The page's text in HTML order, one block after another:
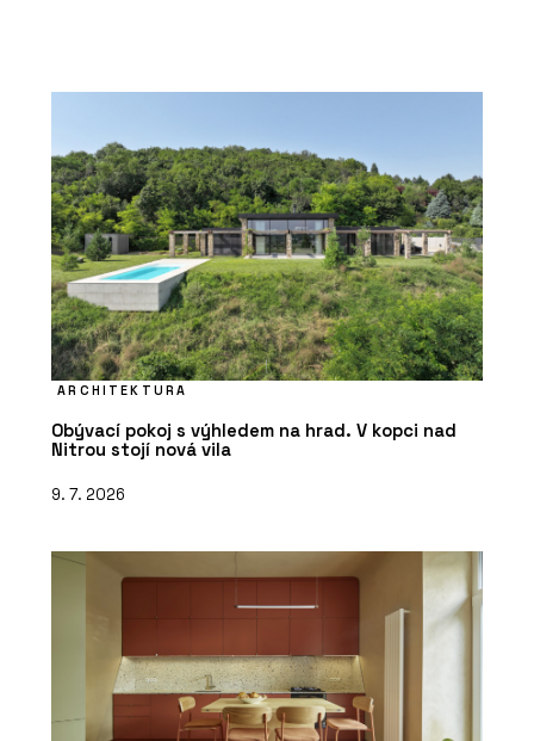
ARCHITEKTURA
Obývací pokoj s výhledem na hrad. V kopci nad
Nitrou stojí nová vila
9. 7. 2026